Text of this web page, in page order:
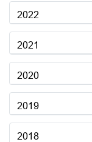
2022
2021
2020
2019
2018